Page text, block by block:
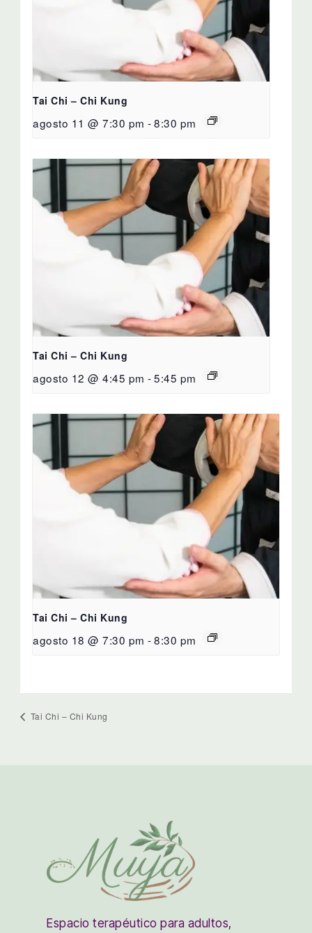
Tai Chi – Chi Kung
agosto 11 @ 7:30 pm -8:30 pm
Tai Chi – Chi Kung
agosto 12 @ 4:45 pm -5:45 pm
Tai Chi – Chi Kung
agosto 18 @ 7:30 pm -8:30 pm
Tai Chi – Chi Kung
Espacio terapéutico para adultos,